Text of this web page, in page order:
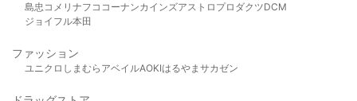
島忠 コメリ ナフコ コーナンカインズアストロプロダクツDCM
ジョイフル本田
ファッション
ユニクロ しまむら アベイルAOKIはるやま サカゼン